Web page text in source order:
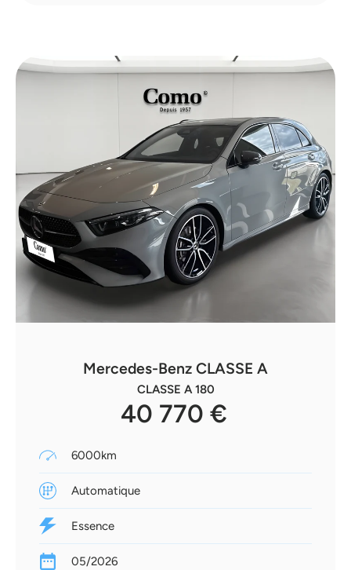
Mercedes-Benz CLASSE A
CLASSE A 180
40 770 €
6000km
Automatique
Essence
05/2026